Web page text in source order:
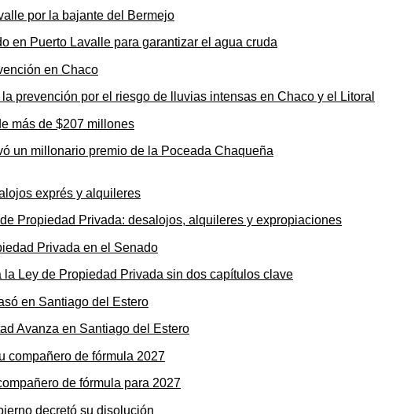
en Puerto Lavalle para garantizar el agua cruda
prevención por el riesgo de lluvias intensas en Chaco y el Litoral
un millonario premio de la Poceada Chaqueña
Propiedad Privada: desalojos, alquileres y expropiaciones
Ley de Propiedad Privada sin dos capítulos clave
Avanza en Santiago del Estero
de fórmula para 2027